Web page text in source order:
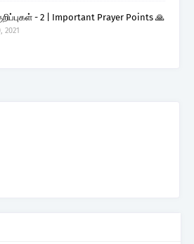
- 2 | Important Prayer Points 🙏
2021